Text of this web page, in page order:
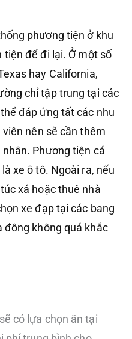
phương tiện ở khu
để đi lại. Ở một số
hay California,
chỉ tập trung tại các
đáp ứng tất các nhu
nên sẽ cần thêm
Phương tiện cá
xe ô tô. Ngoài ra, nếu
xá hoặc thuê nhà
xe đạp tại các bang
không quá khắc
có lựa chọn ăn tại